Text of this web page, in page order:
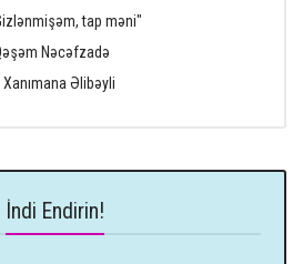
tap məni"
Nəcəfzadə
Əlibəyli
İndi Endirin!